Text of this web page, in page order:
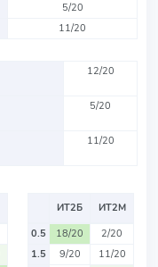
5/20
11/20
12/20
5/20
11/20
ИТ2Б
ИТ2М
0.5
18/20
2/20
1.5
9/20
11/20